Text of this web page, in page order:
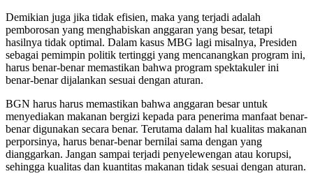
Demikian juga jika tidak efisien, maka yang terjadi adalah
pemborosan yang menghabiskan anggaran yang besar, tetapi
hasilnya tidak optimal. Dalam kasus MBG lagi misalnya, Presiden
sebagai pemimpin politik tertinggi yang mencanangkan program ini,
harus benar-benar memastikan bahwa program spektakuler ini
benar-benar dijalankan sesuai dengan aturan.
BGN harus harus memastikan bahwa anggaran besar untuk
menyediakan makanan bergizi kepada para penerima manfaat benar-
benar digunakan secara benar. Terutama dalam hal kualitas makanan
perporsinya, harus benar-benar bernilai sama dengan yang
dianggarkan. Jangan sampai terjadi penyelewengan atau korupsi,
sehingga kualitas dan kuantitas makanan tidak sesuai dengan aturan.